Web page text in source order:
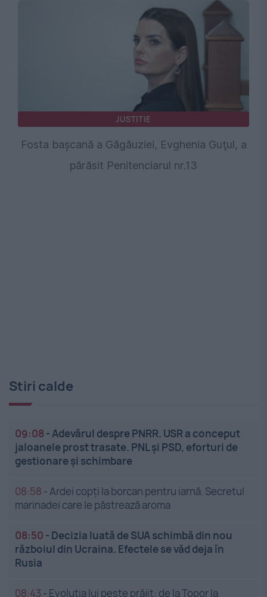
JUSTITIE
Fosta başcană a Găgăuziei, Evghenia Guţul, a
părăsit Penitenciarul nr.13
Stiri calde
09:08 -Adevărul despre PNRR. USR a conceput
jaloanele prost trasate. PNL și PSD, eforturi de
gestionare și schimbare
08:58 -Ardei copți la borcan pentru iarnă. Secretul
marinadei care le păstrează aroma
08:50 - Decizia luată de SUA schimbă din nou
războiul din Ucraina. Efectele se văd deja în
Rusia
08:43 - Evoluția lui pește prăjit: de la Topor la